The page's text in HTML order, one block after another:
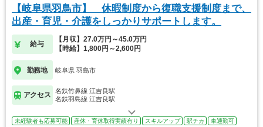
【岐阜県羽鳥市】 休暇制度から復職支援制度まで、
出産・育児・介護をしっかりサポートします。
給与
【月収】27.0万円～45.0万円
【時給】1,800円～2,600円
勤務地 岐阜県 羽島市
アクセス
名鉄竹鼻線 江吉良駅
名鉄羽島線 江吉良駅
未経験者も応募可能 産休・育休取得実績有り スキルアップ 駅チカ
車通勤可